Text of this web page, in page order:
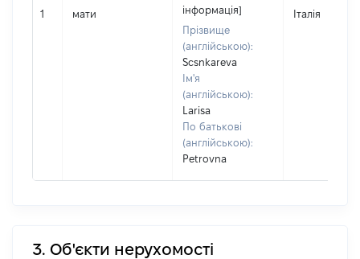
1 мати
інформація]
Прізвище
(англійською):
Scsnkareva
Ім'я
(англійською):
Larisa
По батькові
(англійською):
Petrovna
Італія
3. Об'єкти нерухомості